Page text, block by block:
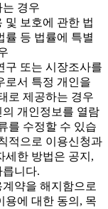
경우
및 보호에 관한 법
률 등 법률에 특별
구 또는 시장조사를
로서 특정 개인을
로 제공하는 경우
개인정보를 열람
를 수정할 수 있습
적으로 이용신청과
세한 방법은 공지,
니다.
약을 해지함으로
용에 대한 동의, 목